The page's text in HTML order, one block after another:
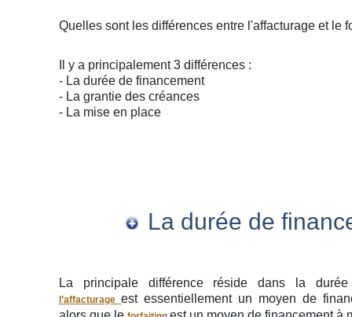
Quelles sont les différences entre l'affacturage et le
Il y a principalement 3 différences :
- La durée de financement
- La grantie des créances
- La mise en place
La durée de
La principale différence réside dans la durée
l’affacturage est essentiellement un moyen de